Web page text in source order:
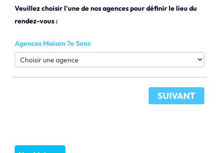
Veuillez choisir l'une de nos agences pour définir le lieu du
rendez-vous :
Agences Maison 7e Sens
SUIVANT